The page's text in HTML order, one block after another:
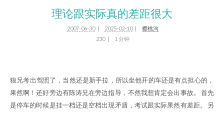
理论跟实际真的差距很大
2007-06-30 2025-02-10
樱桃沟
230
1 分钟
狼兄考出驾照了，当然还是新手拉，所以坐他开的车还是有点担心的，
果然啊！还好旁边有陈涛兄在旁边指导，不然我想肯定会出事故。 首先
是停车的时候是挂一档还是空档出现矛盾，考试跟实际果然有差距。 另